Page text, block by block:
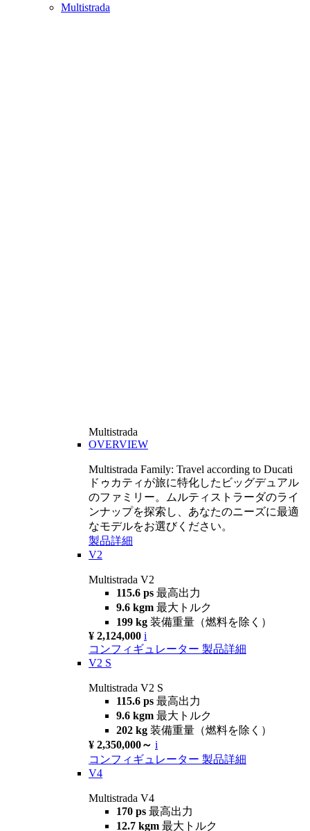
Multistrada
Multistrada
OVERVIEW
Multistrada Family: Travel according to Ducati
ドゥカティが旅に特化したビッグデュアル
のファミリー。ムルティストラーダのライ
ンナップを探索し、あなたのニーズに最適
なモデルをお選びください。
製品詳細
V2
Multistrada V2
115.6 ps 最高出力
9.6 kgm 最大トルク
199 kg 装備重量（燃料を除く）
¥ 2,124,000 i
コンフィギュレーター 製品詳細
V2 S
Multistrada V2 S
115.6 ps 最高出力
9.6 kgm 最大トルク
202 kg 装備重量（燃料を除く）
¥ 2,350,000～ i
コンフィギュレーター 製品詳細
V4
Multistrada V4
170 ps 最高出力
12.7 kgm 最大トルク